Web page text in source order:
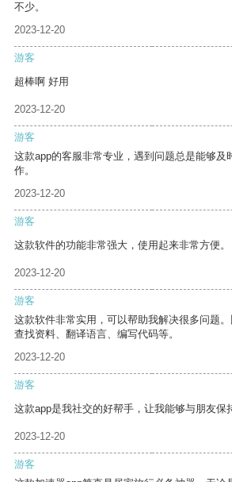
不少。
2023-12-20
游客
超棒啊 好用
2023-12-20
游客
这款app的客服非常专业，遇到问题总是能够及
作。
2023-12-20
游客
这款软件的功能非常强大，使用起来非常方便。
2023-12-20
游客
这款软件非常实用，可以帮助我解决很多问题
查找资料、翻译语言、编写代码等。
2023-12-20
游客
这款app是我社交的好帮手，让我能够与朋友保
2023-12-20
游客